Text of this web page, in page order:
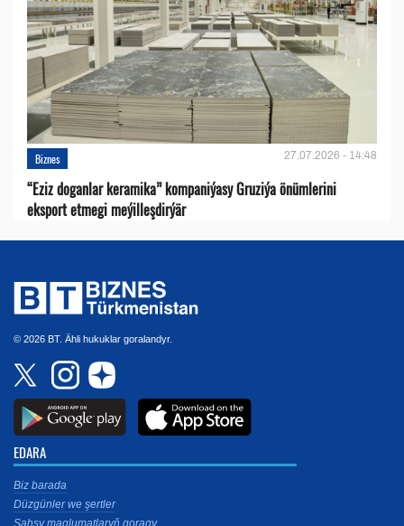
Biznes 27.07.2026 - 14:48
“Eziz doganlar keramika” kompaniýasy Gruziýa önümlerini
eksport etmegi meýilleşdirýär
© 2026 BT. Ähli hukuklar goralandyr.
EDARA
Biz barada
Düzgünler we şertler
Şahsy maglumatlaryň goragy